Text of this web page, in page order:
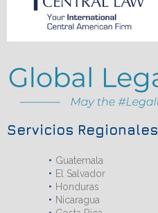
Servicios Regionales
Guatemala
El Salvador
Honduras
Nicaragua